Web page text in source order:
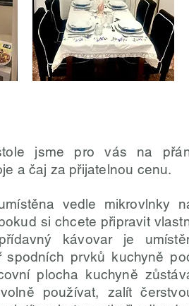
jsme pro vás na
a čaj za přijatelnou cenu.
vedle mikrovlnky
si chcete připravit
kávovar je
spodních prvků kuchyně
plocha kuchyně
používat, zalít